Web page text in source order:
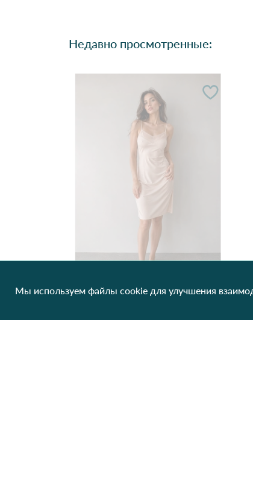
Недавно просмотренные:
Мы используем файлы cookie для улучшения